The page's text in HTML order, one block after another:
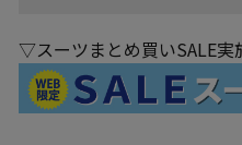
▽スーツまとめ買いSALE